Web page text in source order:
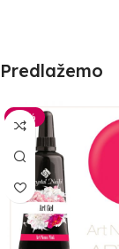
Predlažemo
-30%